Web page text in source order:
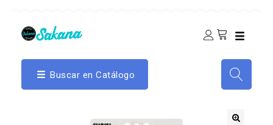
Buscar en Catálogo